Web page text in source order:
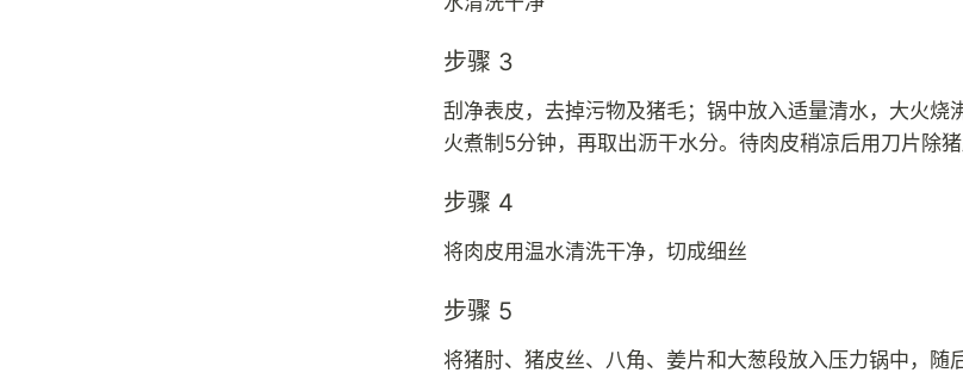
步骤 3
刮净表皮，去掉污物及猪毛；锅中放入适量清水，大火烧
火煮制5分钟，再取出沥干水分。待肉皮稍凉后用刀片除
步骤 4
将肉皮用温水清洗干净，切成细丝
步骤 5
将猪肘、猪皮丝、八角、姜片和大葱段放入压力锅中，随